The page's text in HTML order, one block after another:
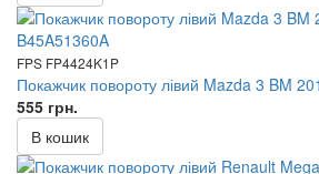
FPS FP4424K1P
Покажчик повороту лівий Mazda 3 BM
555 грн.
В кошик